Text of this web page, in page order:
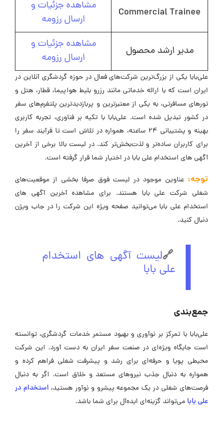
Commercial Trainee
مشاهده جزئیات و
ارسال رزومه
مدیر ارشد محصول
مشاهده جزئیات و
ارسال رزومه
علی‌بابا یکی از بزرگ‌ترین شرکت‌های فعال در حوزه گردشگری آنلاین در
ایران است که با ارائه خدماتی مانند رزرو بلیط هواپیما، قطار، هتل و
تورهای مسافرتی، به یکی از معتبرترین و پربازدیدترین پلتفرم‌های سفر
در کشور تبدیل شده است. علی‌بابا با تکیه بر فناوری، تجربه کاربری
بهینه و پشتیبانی ۲۴ ساعته، همواره در تلاش است تا فرآیند سفر را
برای کاربران ساده‌تر و لذت‌بخش‌تر کند. در لیست بالا برخی از آخرین
آگهی های استخدام علی بابا در اختیار شما قرار گرفته است.
توجه: عناوین موجود در لیست فوق صرفا بخشی از موقعیت‌های
شغلی شرکت علی بابا هستند. برای مشاهده آخرین آگهی های
استخدام علی بابا می‌توانید صفحه ویژه این شرکت را در جاب ویژن
دنبال کنید.
🔗لیست آگهی های استخدام
علی بابا
جمع‌بندی
علی‌بابا با تمرکز بر نوآوری و بهبود مستمر خدمات گردشگری، توانسته
است جایگاه ویژه‌ای در صنعت سفر ایران به دست آورد. این شرکت
محیطی پویا و حرفه‌ای برای رشد و پیشرفت شغلی فراهم کرده و
همواره به دنبال جذب نیروهای مستعد و خلاق است. اگر به دنبال
فرصت‌های شغلی در یک مجموعه پیشرو و نوآور هستید، استخدام در
علی بابامی‌تواند گزینه‌ای ایده‌آل برای شما باشد.